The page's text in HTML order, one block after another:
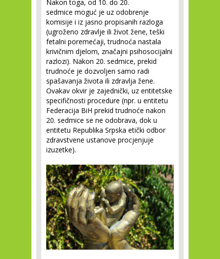
Nakon toga, od 10. do 20.
sedmice moguć je uz odobrenje
komisije i iz jasno propisanih razloga
(ugroženo zdravlje ili život žene, teški
fetalni poremećaji, trudnoća nastala
krivičnim djelom, značajni psihosocijalni
razlozi). Nakon 20. sedmice, prekid
trudnoće je dozvoljen samo radi
spašavanja života ili zdravlja žene.
Ovakav okvir je zajednički, uz entitetske
specifičnosti procedure (npr. u entitetu
Federacija BiH prekid trudnoće nakon
20. sedmice se ne odobrava, dok u
entitetu Republika Srpska etički odbor
zdravstvene ustanove procjenjuje
izuzetke).